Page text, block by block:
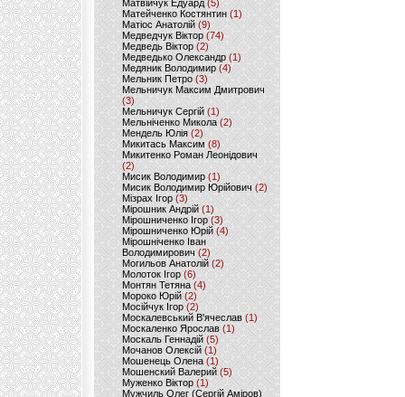
Матвійчук Едуард(5)
Матейченко Костянтин (1)
Матіос Анатолій (9)
Медведчук Віктор(74)
Медведь Віктор (2)
Медведько Олександр (1)
Медяник Володимир(4)
Мельник Петро (3)
Мельничук Максим Дмитрович
(3)
Мельничук Сергій (1)
Мельніченко Микола (2)
Мендель Юлія (2)
Микитась Максим (8)
Микитенко Роман Леонідович
(2)
Мисик Володимир (1)
Мисик Володимир Юрійович(2)
Мізрах Ігор(3)
Мірошник Андрій(1)
Мірошниченко Ігор (3)
Мірошниченко Юрій(4)
Мірошніченко Іван
Володимирович (2)
Могильов Анатолій (2)
Молоток Ігор (6)
Монтян Тетяна (4)
Мороко Юрій(2)
Мосійчук Ігор (2)
Москалевський В'ячеслав (1)
Москаленко Ярослав (1)
Москаль Геннадій (5)
Мочанов Олексій(1)
Мошенець Олена(1)
Мошенский Валерий (5)
Муженко Віктор (1)
Мужчиль Олег (Сергій Аміров)